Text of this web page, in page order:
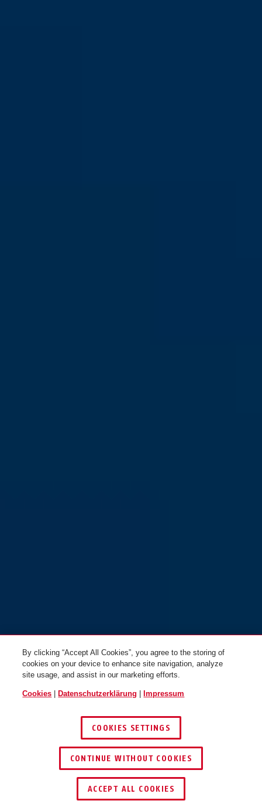
HÄNDLER FINDEN
By clicking “Accept All Cookies”, you agree to the storing of
cookies on your device to enhance site navigation, analyze
site usage, and assist in our marketing efforts.
Cookies Datenschutzerklärung Impressum
COOKIES SETTINGS
CONTINUE WITHOUT COOKIES
ACCEPT ALL COOKIES